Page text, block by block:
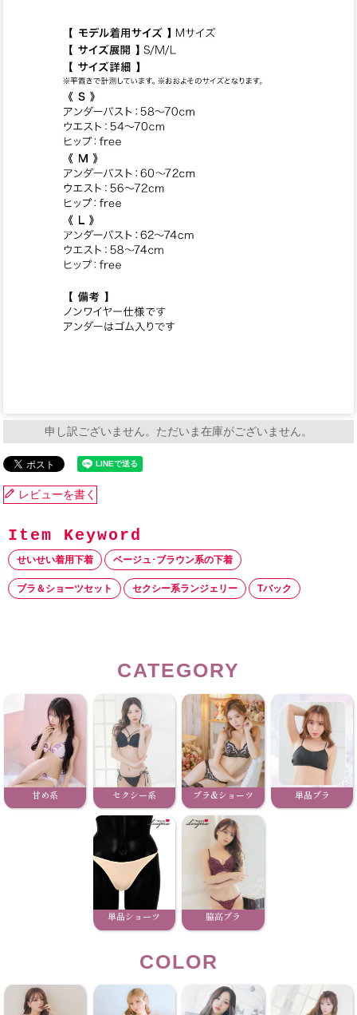
申し訳ございません。ただいま在庫がございません。
レビューを書く
せいせい着用下着 ベージュ･ブラウン系の下着
ブラ＆ショーツセット セクシー系ランジェリー Tバック
CATEGORY
甘め系 セクシー系 ブラ&ショーツ 単品ブラ
単品ショーツ 脇高ブラ
COLOR